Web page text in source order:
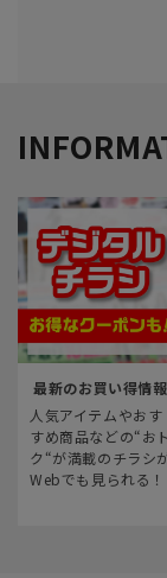
最新のお買い得情報
人気アイテムやおす
すめ商品などの“おト
ク“が満載のチラシ
Webでも見られる！